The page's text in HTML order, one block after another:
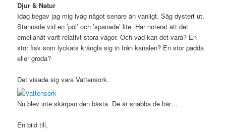
Djur & Natur
Idag begav jag mig iväg något senare än vanligt. Såg dystert ut.
Stannade vid en ’pöl’ och ’spanade’ lite. Har noterat att det
emellanåt varit relativt stora vågor. Och vad kan det vara? En
stor fisk som lyckats krångla sig in från kanalen? En stor padda
eller groda?
Det visade sig vara Vattensork.
Nu blev inte skärpan den bästa. De är snabba de här…
En bild till,